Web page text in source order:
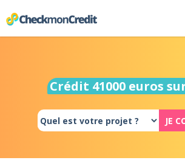
Crédit 41000 euros
JE